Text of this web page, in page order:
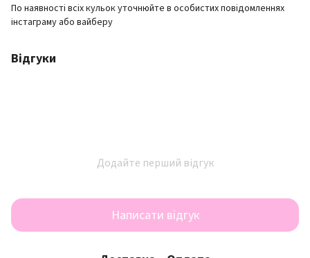
По наявності всіх кульок уточнюйте в особистих повідомленнях
інстаграму або вайберу
Відгуки
Додайте перший відгук
Написати відгук